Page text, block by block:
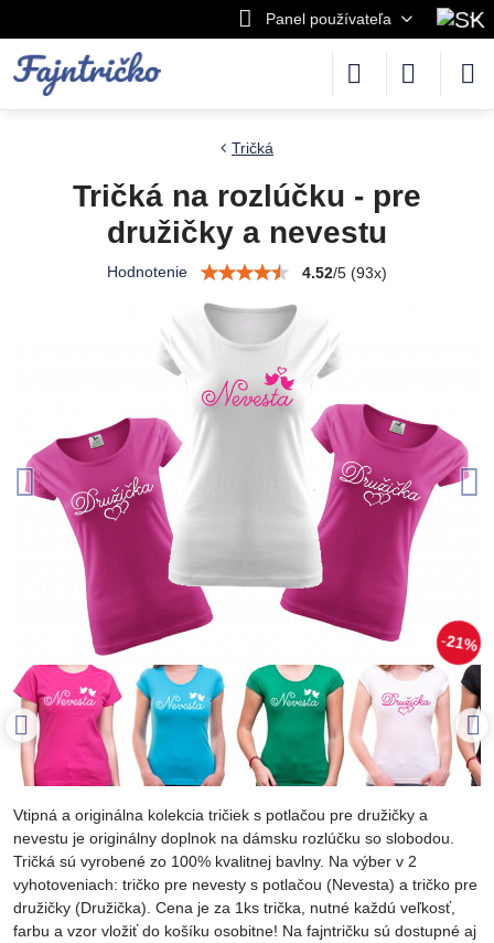
Panel používateľa
21%
Tričká
Tričká na rozlúčku - pre
družičky a nevestu
Hodnotenie 4.52/5 (93x)
Vtipná a originálna kolekcia tričiek s potlačou pre družičky a
nevestu je originálny doplnok na dámsku rozlúčku so slobodou.
Tričká sú vyrobené zo 100% kvalitnej bavlny. Na výber v 2
vyhotoveniach: tričko pre nevesty s potlačou (Nevesta) a tričko pre
družičky (Družička). Cena je za 1ks trička, nutné každú veľkosť,
farbu a vzor vložiť do košíku osobitne! Na fajntričku sú dostupné aj